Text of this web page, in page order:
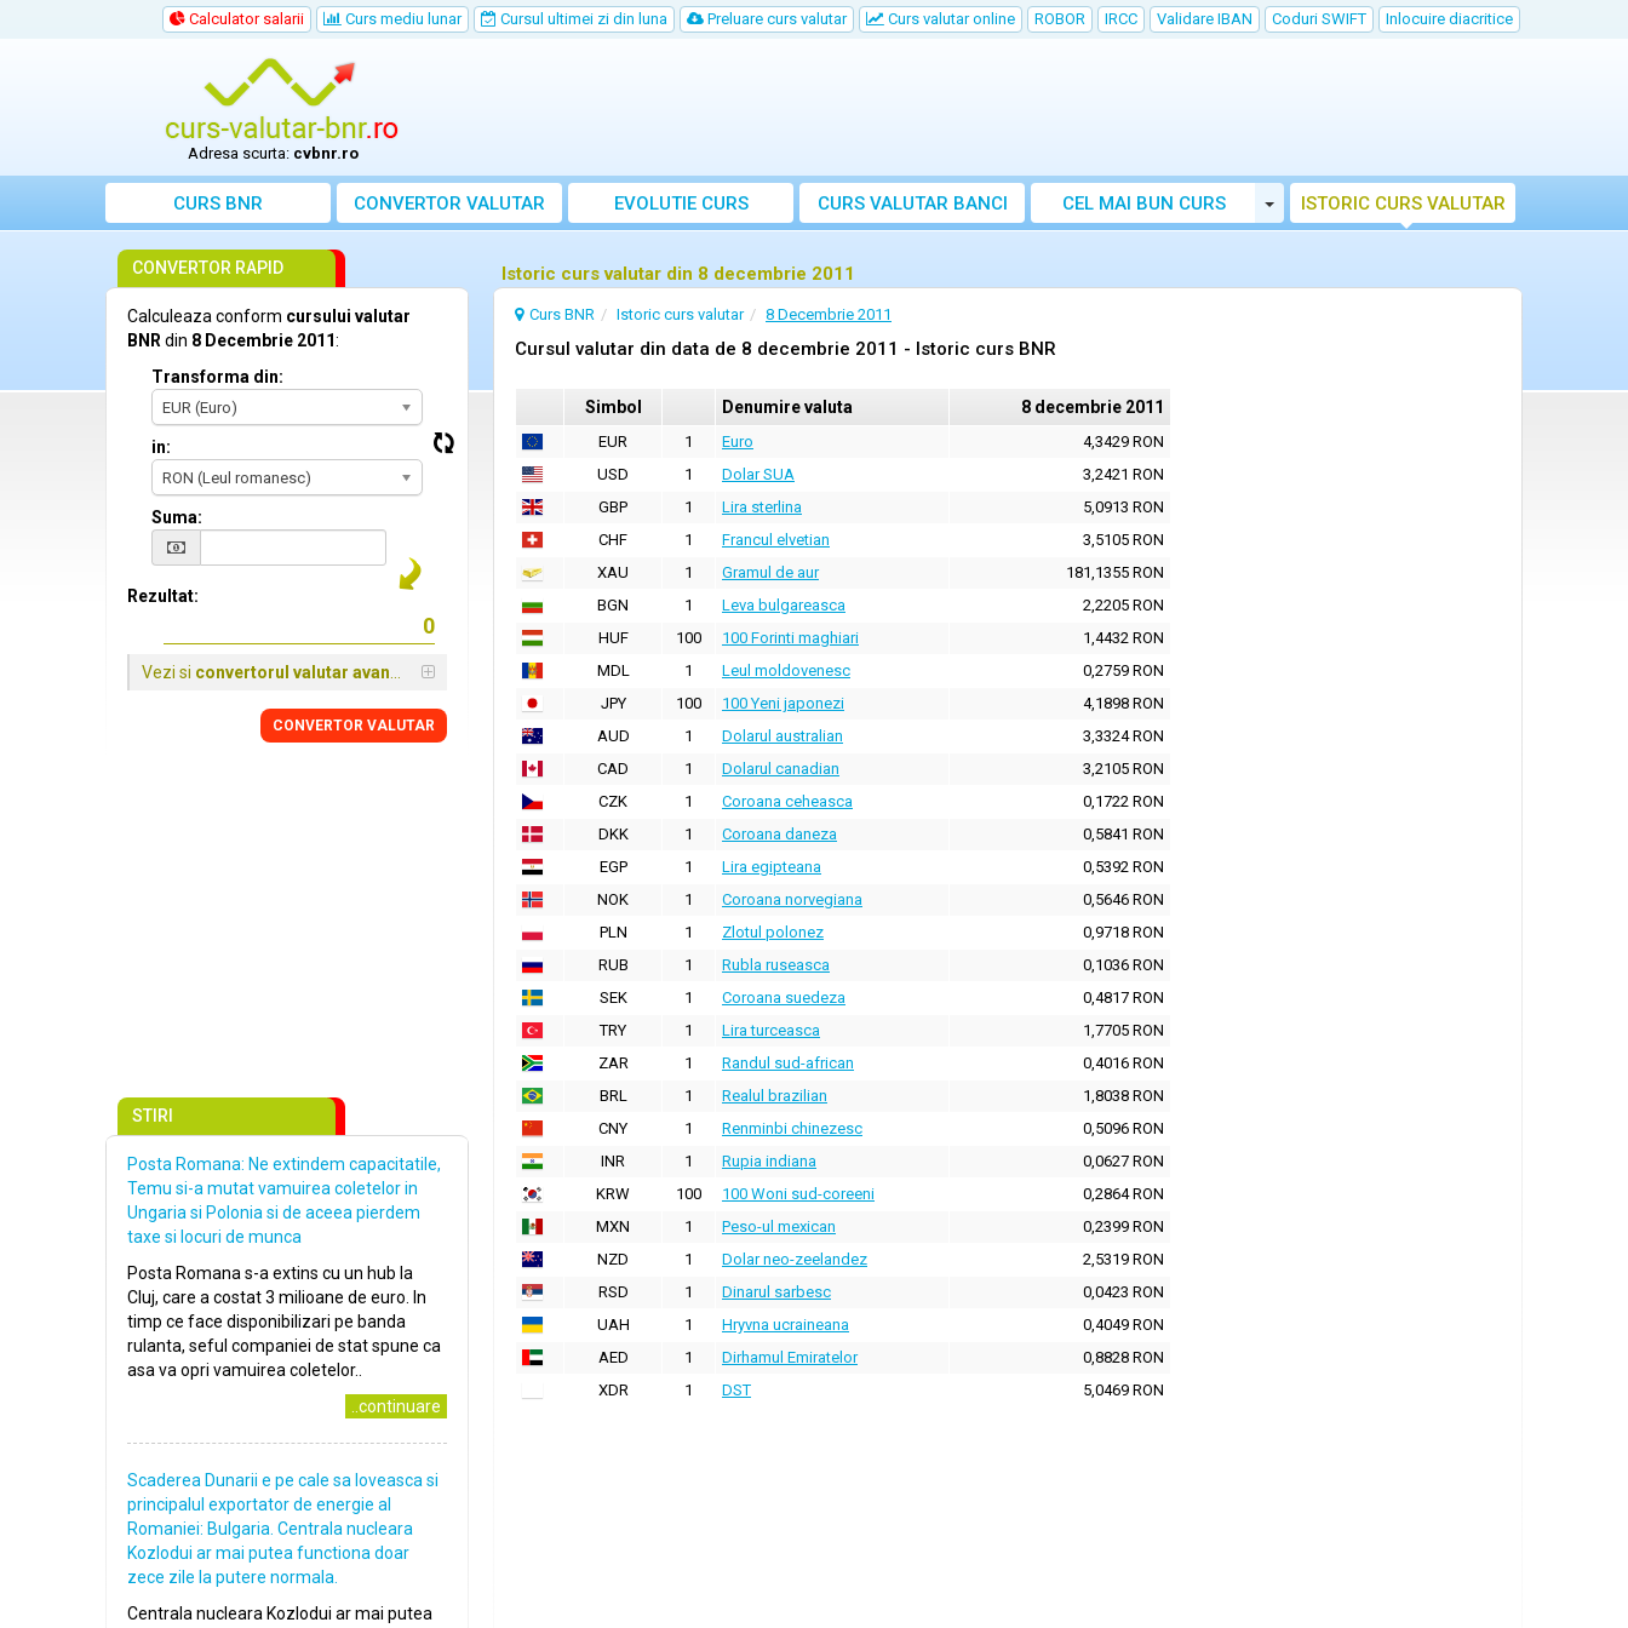
Calculator salarii Curs mediu lunar Cursul ultimei zi din luna Preluare curs valutar Curs valutar online ROBOR IRCC Validare IBAN Coduri SWIFT Inlocuire diacritice
Adresa scurta: cvbnr.ro
CURS BNR CONVERTOR VALUTAR EVOLUTIE CURS CURS VALUTAR BANCI CEL MAI BUN CURS Toggle Dropdown
ISTORIC CURS VALUTAR
Istoric curs valutar din 8 decembrie 2011
Curs BNR Istoric curs valutar 8 Decembrie 2011
Cursul valutar din data de 8 decembrie 2011 - Istoric curs BNR
Simbol Denumire valuta 8 decembrie 2011
EUR 1 Euro
4,3429 RON
USD
1 Dolar SUA
3,2421 RON
GBP
1 Lira sterlina
5,0913 RON
CHF
1 Francul elvetian
3,5105 RON
XAU
1 Gramul de aur
181,1355 RON
BGN
1 Leva bulgareasca
2,2205 RON
HUF
100 100 Forinti maghiari
1,4432 RON
MDL
1 Leul moldovenesc
0,2759 RON
JPY
100 100 Yeni japonezi
4,1898 RON
AUD
1 Dolarul australian
3,3324 RON
CAD
1 Dolarul canadian
3,2105 RON
CZK
1 Coroana ceheasca
0,1722 RON
DKK
1 Coroana daneza
0,5841 RON
EGP
1 Lira egipteana
0,5392 RON
NOK
1 Coroana norvegiana
0,5646 RON
PLN
1 Zlotul polonez
0,9718 RON
RUB
1 Rubla ruseasca
0,1036 RON
SEK
1 Coroana suedeza
0,4817 RON
TRY
1 Lira turceasca
1,7705 RON
ZAR
1 Randul sud-african
0,4016 RON
BRL
1 Realul brazilian
1,8038 RON
CNY
1 Renminbi chinezesc
0,5096 RON
INR
1 Rupia indiana
0,0627 RON
KRW
100 100 Woni sud-coreeni
0,2864 RON
MXN
1 Peso-ul mexican
0,2399 RON
NZD
1 Dolar neo-zeelandez
2,5319 RON
RSD
1 Dinarul sarbesc
0,0423 RON
UAH
1 Hryvna ucraineana
0,4049 RON
AED
1 Dirhamul Emiratelor
0,8828 RON
XDR
1 DST 5,0469 RON
CONVERTOR RAPID
Calculeaza conform cursului valutar
BNR din 8 Decembrie 2011:
Transforma din:
EUR (Euro)
in:
RON (Leul romanesc)
Suma:
Rezultat:
Vezi si convertorul valutar avansat
CONVERTOR VALUTAR
STIRI
Posta Romana: Ne extindem capacitatile,
Temu si-a mutat vamuirea coletelor in
Ungaria si Polonia si de aceea pierdem
taxe si locuri de munca
Posta Romana s-a extins cu un hub la
Cluj, care a costat 3 milioane de euro. In
timp ce face disponibilizari pe banda
rulanta, seful companiei de stat spune ca
asa va opri vamuirea coletelor..
..continuare
Scaderea Dunarii e pe cale sa loveasca si
principalul exportator de energie al
Romaniei: Bulgaria. Centrala nucleara
Kozlodui ar mai putea functiona doar
zece zile la putere normala.
Centrala nucleara Kozlodui ar mai putea